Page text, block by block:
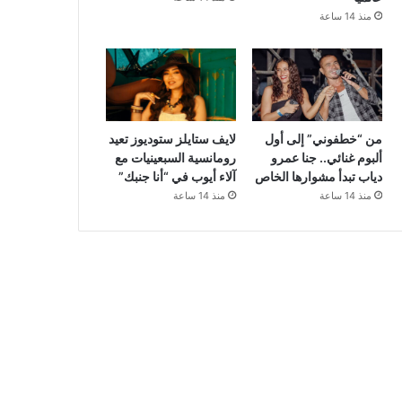
منذ 14 ساعة
من “خطفوني” إلى أول
ألبوم غنائي.. جنا عمرو
دياب تبدأ مشوارها الخاص
منذ 14 ساعة
لايف ستايلز ستوديوز تعيد
رومانسية السبعينيات مع
آلاء أيوب في “أنا جنبك”
منذ 14 ساعة